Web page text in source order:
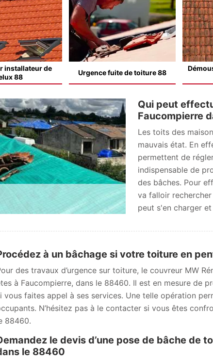
installateur de
88
Urgence fuite de toiture 88
Qui peut
Faucompierre
Les toits des
mauvais état. En
permettent de
indispensable de
des bâches. Pour
va falloir
peut s'en charger
à un bâchage si votre toiture en
des travaux d’urgence sur toiture, le couvreur MW
à Faucompierre, dans le 88460. Il est en mesure de
vous faites appel à ses services. Une telle opération
N’hésitez pas à le contacter si vous êtes
88460.
le devis d’une pose de bâche de
le 88460